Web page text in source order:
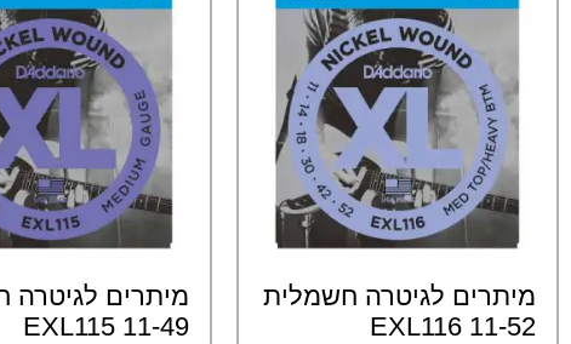
מיתרים לגיטרה חשמלית
11-52 EXL116
מיתרים לגיטרה
11-49 EXL115